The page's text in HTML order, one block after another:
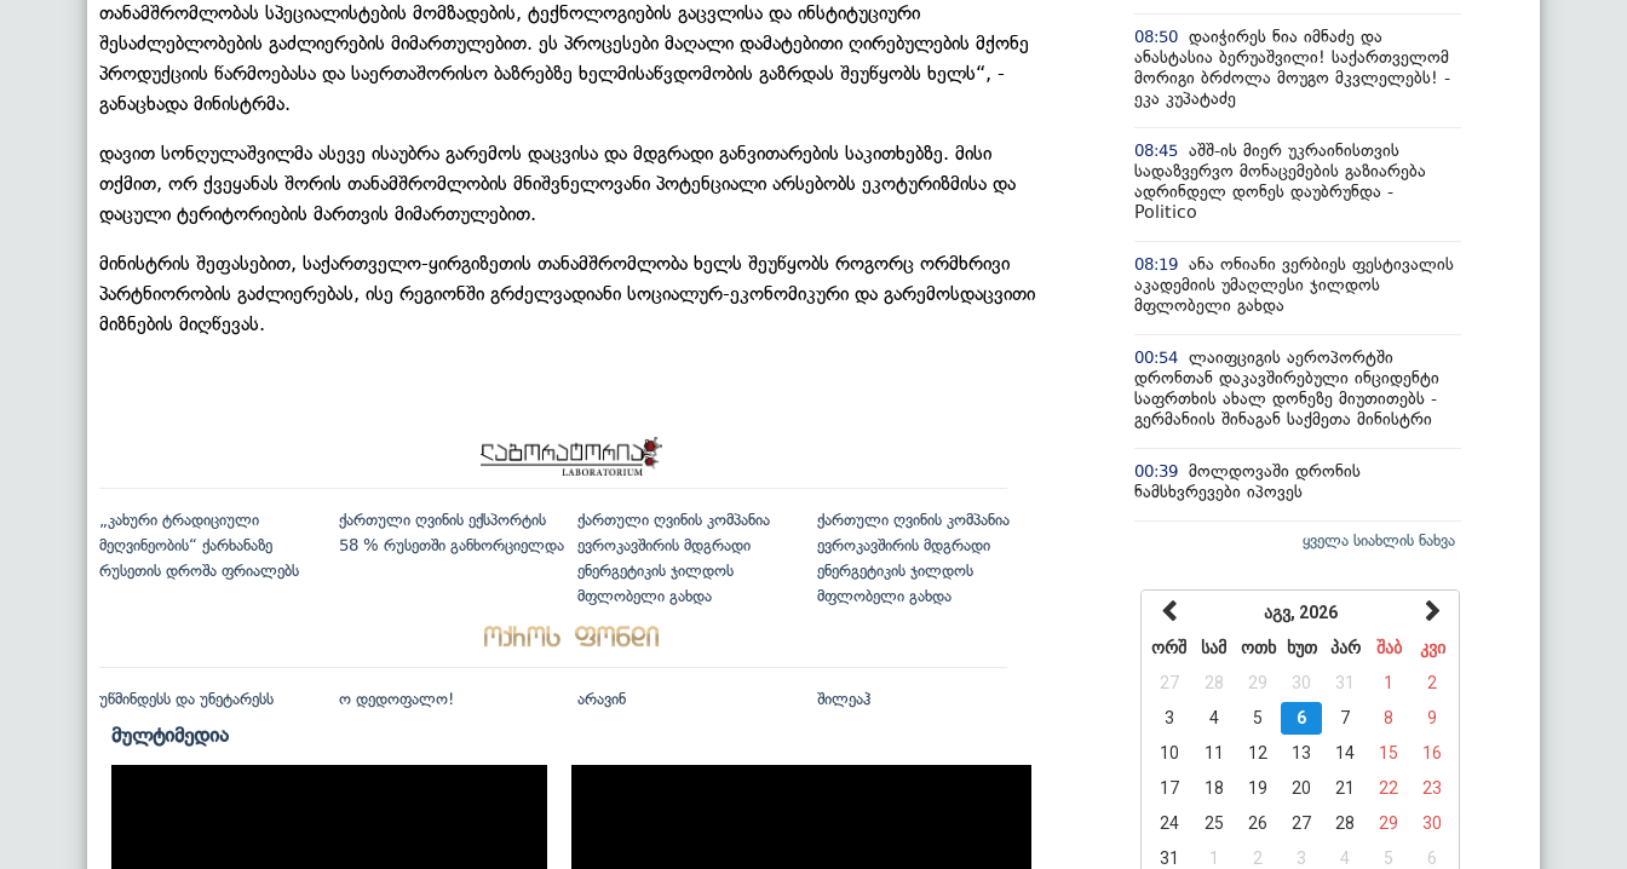
თანამშრომლობას სპეციალისტების მომზადების, ტექნოლოგიების გაცვლისა და ინსტიტუციური
შესაძლებლობების გაძლიერების მიმართულებით. ეს პროცესები მაღალი დამატებითი ღირებულების მქონე
პროდუქციის წარმოებასა და საერთაშორისო ბაზრებზე ხელმისაწვდომობის გაზრდას შეუწყობს ხელს“, -
განაცხადა მინისტრმა.
დავით სონღულაშვილმა ასევე ისაუბრა გარემოს დაცვისა და მდგრადი განვითარების საკითხებზე. მისი
თქმით, ორ ქვეყანას შორის თანამშრომლობის მნიშვნელოვანი პოტენციალი არსებობს ეკოტურიზმისა და
დაცული ტერიტორიების მართვის მიმართულებით.
მინისტრის შეფასებით, საქართველო-ყირგიზეთის თანამშრომლობა ხელს შეუწყობს როგორც ორმხრივი
პარტნიორობის გაძლიერებას, ისე რეგიონში გრძელვადიანი სოციალურ-ეკონომიკური და გარემოსდაცვითი
მიზნების მიღწევას.
„კახური ტრადიციული
მეღვინეობის“ ქარხანაზე
რუსეთის დროშა ფრიალებს
ქართული ღვინის ექსპორტის
58 % რუსეთში განხორციელდა
ქართული ღვინის კომპანია
ევროკავშირის მდგრადი
ენერგეტიკის ჯილდოს
მფლობელი გახდა
ქართული ღვინის კომპანია
ევროკავშირის მდგრადი
ენერგეტიკის ჯილდოს
მფლობელი გახდა
უწმინდესს და უნეტარესს ო დედოფალო! არავინ შილეაჰ
მულტიმედია
08:50 დაიჭირეს ნია იმნაძე და
ანასტასია ბერუაშვილი! საქართველომ
მორიგი ბრძოლა მოუგო მკვლელებს! -
ეკა კუპატაძე
08:45 აშშ-ის მიერ უკრაინისთვის
სადაზვერვო მონაცემების გაზიარება
ადრინდელ დონეს დაუბრუნდა -
Politico
08:19 ანა ონიანი ვერბიეს ფესტივალის
აკადემიის უმაღლესი ჯილდოს
მფლობელი გახდა
00:54 ლაიფციგის აეროპორტში
დრონთან დაკავშირებული ინციდენტი
საფრთხის ახალ დონეზე მიუთითებს -
გერმანიის შინაგან საქმეთა მინისტრი
00:39 მოლდოვაში დრონის
ნამსხვრევები იპოვეს
ყველა სიახლის ნახვა
აგვ, 2026
ორშ
სამ ოთხ ხუთ პარ შაბ
კვი
27
28 29 30 31 1
2
3
4 5 6 7 8
9
10
11 12 13 14 15
16
17
18 19 20 21 22
23
24
25 26 27 28 29
30
31
1 2 3 4 5 6